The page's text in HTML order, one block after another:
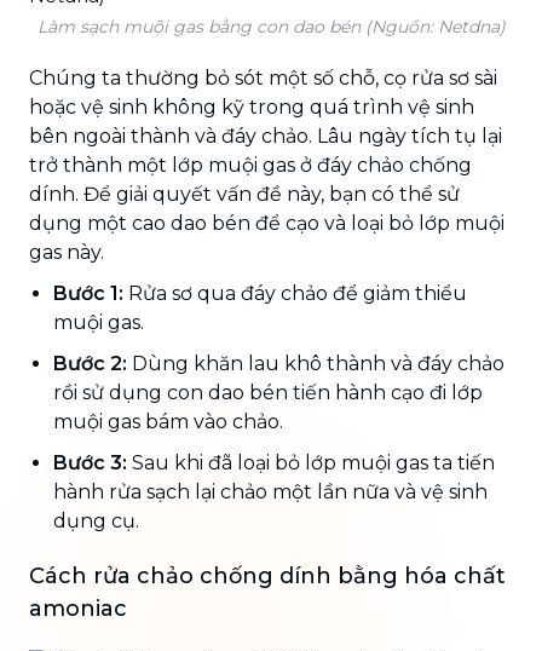
Làm sạch muội gas bằng con dao bén (Nguồn: Netdna)
Chúng ta thường bỏ sót một số chỗ, cọ rửa sơ sài
hoặc vệ sinh không kỹ trong quá trình vệ sinh
bên ngoài thành và đáy chảo. Lâu ngày tích tụ lại
trở thành một lớp muội gas ở đáy chảo chống
dính. Để giải quyết vấn đề này, bạn có thể sử
dụng một cao dao bén để cạo và loại bỏ lớp muội
gas này.
Bước 1: Rửa sơ qua đáy chảo để giảm thiểu
muội gas.
Bước 2: Dùng khăn lau khô thành và đáy chảo
rồi sử dụng con dao bén tiến hành cạo đi lớp
muội gas bám vào chảo.
Bước 3: Sau khi đã loại bỏ lớp muội gas ta tiến
hành rửa sạch lại chảo một lần nữa và vệ sinh
dụng cụ.
Cách rửa chảo chống dính bằng hóa chất
amoniac